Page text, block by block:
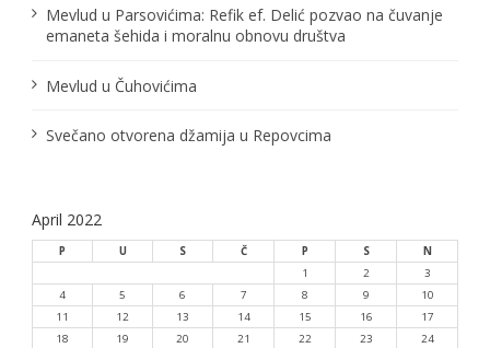
Mevlud u Parsovićima: Refik ef. Delić pozvao na čuvanje
emaneta šehida i moralnu obnovu društva
Mevlud u Čuhovićima
Svečano otvorena džamija u Repovcima
April 2022
P U S Č P S
N
1
2
3
4
5 6 7 8 9
10
11
12 13 14 15 16
17
18
19 20 21 22 23
24